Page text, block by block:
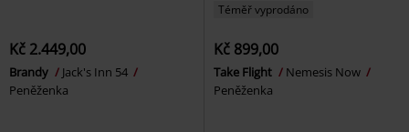
Kč 2.449,00
Brandy
Jack's Inn 54
Peněženka
Téměř vyprodáno
Kč 899,00
Take Flight
Nemesis Now
Peněženka